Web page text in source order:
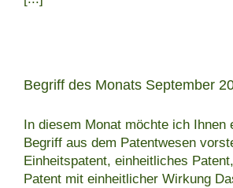
Begriff des Monats September
In diesem Monat möchte ich Ihnen
Begriff aus dem Patentwesen
Einheitspatent, einheitliches
Patent mit einheitlicher Wirkung